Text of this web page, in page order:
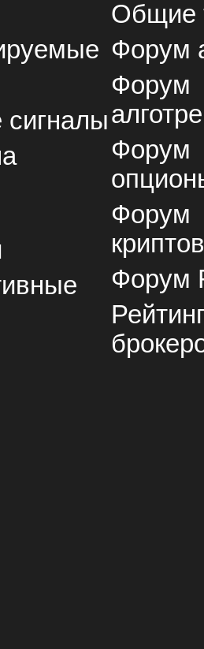
сигналы
Общие
Форум
Форум
Форум
Форум
Форум